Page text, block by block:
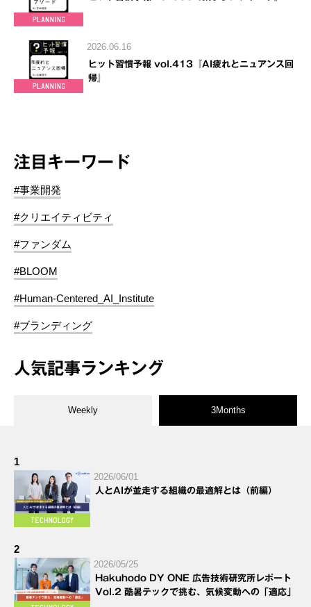
2026.06.16
ヒット習慣予報 vol.413『AI疲れとニュアンス回
帰』
注目キーワード
#事業開発
#クリエイティビティ
#ファンダム
#BLOOM
#Human-Centered_AI_Institute
#ブランディング
人気記事ランキング
Weekly 3Months
1
2026/06/01
人とAIが並走する組織の最適解とは（前編）
2
2026/05/25
Hakuhodo DY ONE 広告技術研究所レポート
Vol.2 酷暑テックで挑む、気候変動への「適応」